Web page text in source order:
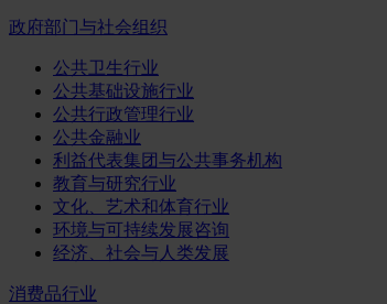
政府部门与社会组织
公共卫生行业
公共基础设施行业
公共行政管理行业
公共金融业
利益代表集团与公共事务机构
教育与研究行业
文化、艺术和体育行业
环境与可持续发展咨询
经济、社会与人类发展
消费品行业